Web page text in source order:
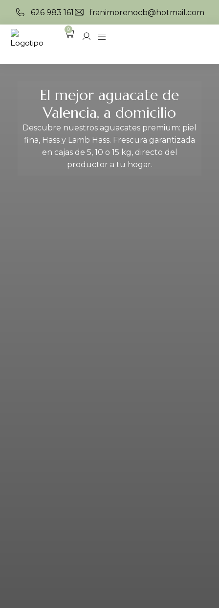
626 983 161 franimorenocb@hotmail.com
0
El mejor aguacate de
Valencia, a domicilio
Descubre nuestros aguacates premium: piel
fina, Hass y Lamb Hass. Frescura garantizada
en cajas de 5, 10 o 15 kg, directo del
productor a tu hogar.